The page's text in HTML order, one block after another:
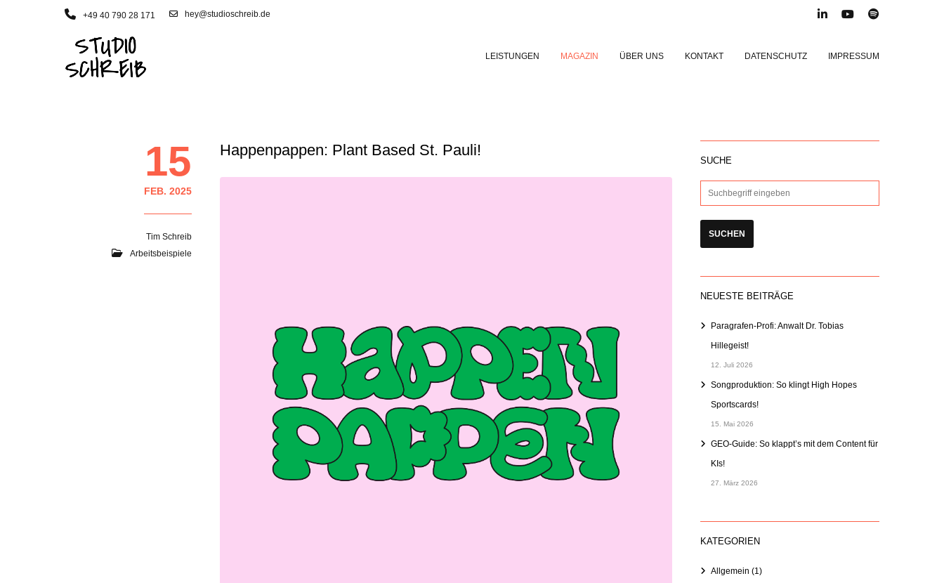
+49 40 790 28 171 hey@studioschreib.de
LEISTUNGEN MAGAZIN ÜBER UNS KONTAKT DATENSCHUTZ IMPRESSUM
15
FEB. 2025
Tim Schreib
Arbeitsbeispiele
Happenpappen: Plant Based St. Pauli!
SUCHE
NEUESTE BEITRÄGE
Paragrafen-Profi: Anwalt Dr. Tobias
Hillegeist!
12. Juli 2026
Songproduktion: So klingt High Hopes
Sportscards!
15. Mai 2026
GEO-Guide: So klappt’s mit dem Content für
KIs!
27. März 2026
KATEGORIEN
Allgemein (1)